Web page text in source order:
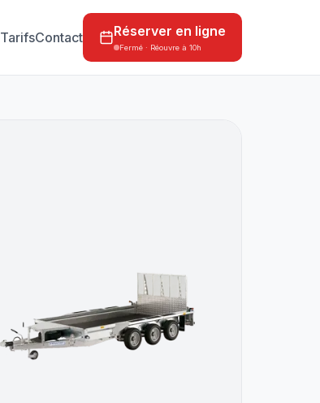
TarifsContact Réserver en ligne
Fermé · Réouvre à 10h